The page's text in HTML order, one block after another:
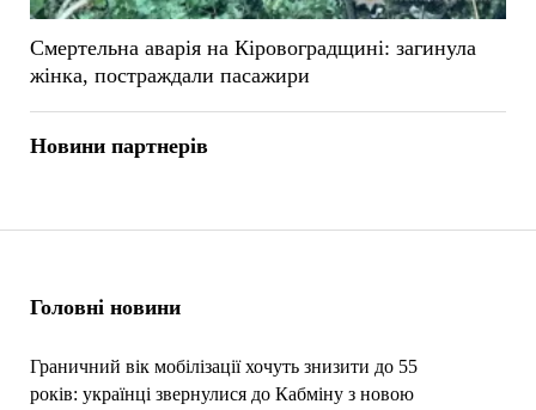
Головні новини
Граничний вік мобілізації хочуть знизити до 55
років: українці звернулися до Кабміну з новою
Смертельна аварія на Кіровоградщині: загинула
жінка, постраждали пасажири
Новини партнерів